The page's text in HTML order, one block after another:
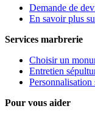
Demande de
En savoir plus
Services marbrerie
Choisir un
Entretien
Personnalisation
Pour vous aider